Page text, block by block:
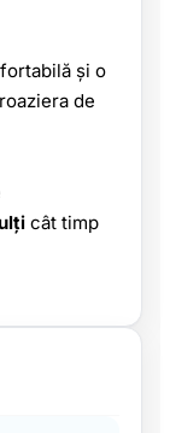
și o
de
cât timp